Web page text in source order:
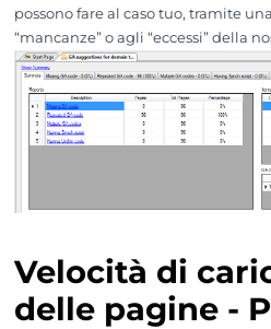
possono fare al caso tuo, tramite
“mancanze” o agli “eccessi” della
Velocità di
delle pagine -